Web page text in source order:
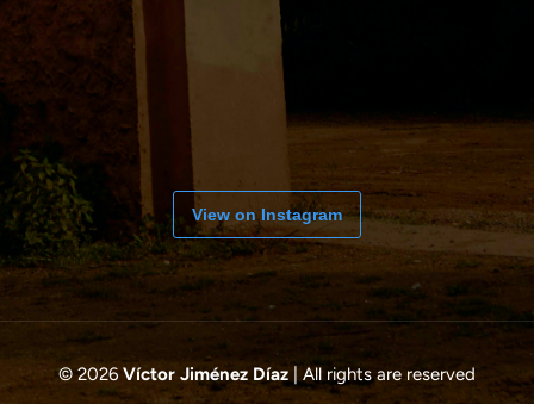
View on Instagram
© 2026 Víctor Jiménez Díaz | All rights are reserved